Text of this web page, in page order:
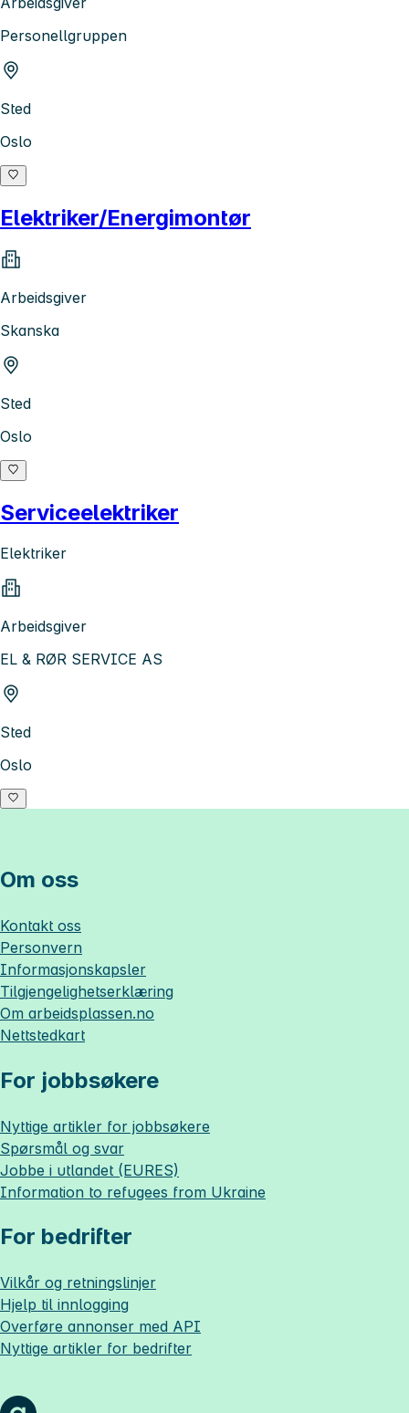
Personellgruppen
Sted
Oslo
Elektriker/Energimontør
Arbeidsgiver
Skanska
Sted
Oslo
Serviceelektriker
Elektriker
Arbeidsgiver
EL & RØR SERVICE AS
Sted
Oslo
Om oss
Kontakt oss
Personvern
Informasjonskapsler
Tilgjengelighetserklæring
Om arbeidsplassen.no
Nettstedkart
For jobbsøkere
Nyttige artikler for jobbsøkere
Spørsmål og svar
Jobbe i utlandet (EURES)
Information to refugees from Ukraine
For bedrifter
Vilkår og retningslinjer
Hjelp til innlogging
Overføre annonser med API
Nyttige artikler for bedrifter